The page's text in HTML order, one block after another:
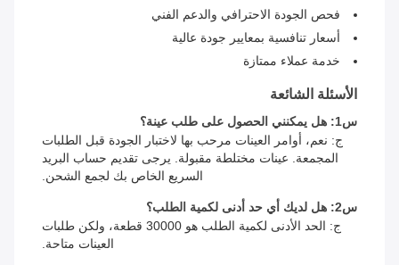
فحص الجودة الاحترافي والدعم الفني
أسعار تنافسية بمعايير جودة عالية
خدمة عملاء ممتازة
الأسئلة الشائعة
س1: هل يمكنني الحصول على طلب عينة؟
ج: نعم، أوامر العينات مرحب بها لاختبار الجودة قبل الطلبات
المجمعة. عينات مختلطة مقبولة. يرجى تقديم حساب البريد
السريع الخاص بك لجمع الشحن.
س2: هل لديك أي حد أدنى لكمية الطلب؟
ج: الحد الأدنى لكمية الطلب هو 30000 قطعة، ولكن طلبات
العينات متاحة.